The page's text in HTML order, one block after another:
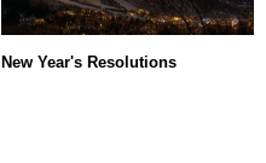
New Year's Resolutions